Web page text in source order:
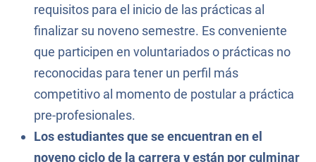
requisitos para el inicio de las prácticas al
finalizar su noveno semestre. Es conveniente
que participen en voluntariados o prácticas no
reconocidas para tener un perfil más
competitivo al momento de postular a práctica
pre-profesionales.
Los estudiantes que se encuentran en el
noveno ciclo de la carrera y están por culminar